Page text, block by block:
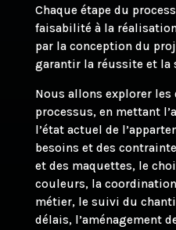
Chaque étape du
faisabilité à la
par la conception du
garantir la réussite et
Nous allons explorer les
processus, en mettant
l’état actuel de
besoins et des
et des maquettes, le
couleurs, la
métier, le suivi du
délais, l’aménagement